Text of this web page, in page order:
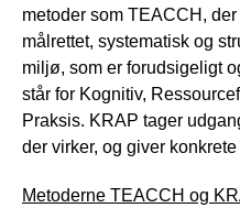
metoder som TEACCH,
målrettet, systematisk og
miljø, som er forudsigeligt
står for Kognitiv,
Praksis. KRAP tager
der virker, og giver
Metoderne TEACCH og